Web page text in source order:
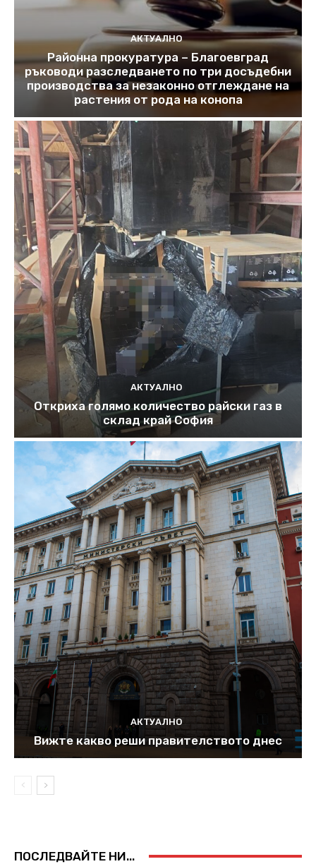
АКТУАЛНО
Районна прокуратура – Благоевград
ръководи разследването по три досъдебни
производства за незаконно отглеждане на
растения от рода на конопа
АКТУАЛНО
Откриха голямо количество райски газ в
склад край София
АКТУАЛНО
Вижте какво реши правителството днес
ПОСЛЕДВАЙТЕ НИ...